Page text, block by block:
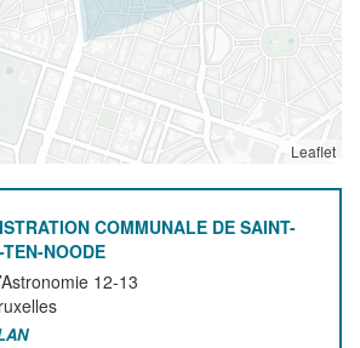
Leaflet
COMMUNALE DE SAINT-
NOODE
12-13